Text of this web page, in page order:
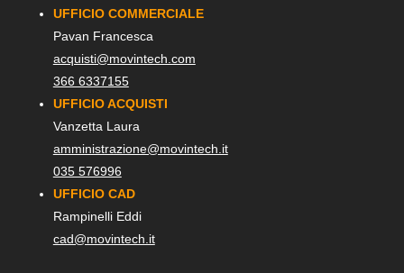
UFFICIO COMMERCIALE
Pavan Francesca
acquisti@movintech.com
366 6337155
UFFICIO ACQUISTI
Vanzetta Laura
amministrazione@movintech.it
035 576996
UFFICIO CAD
Rampinelli Eddi
cad@movintech.it